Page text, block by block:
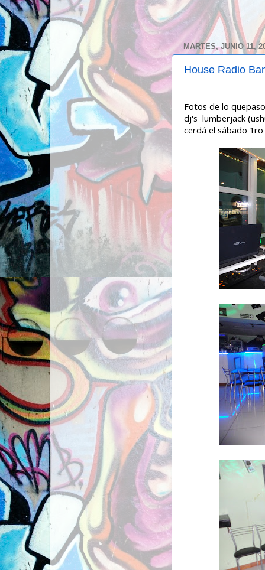
MARTES, JUNIO 11,
House Radio
Fotos de lo
dj's lumberjack
cerdá el sábado